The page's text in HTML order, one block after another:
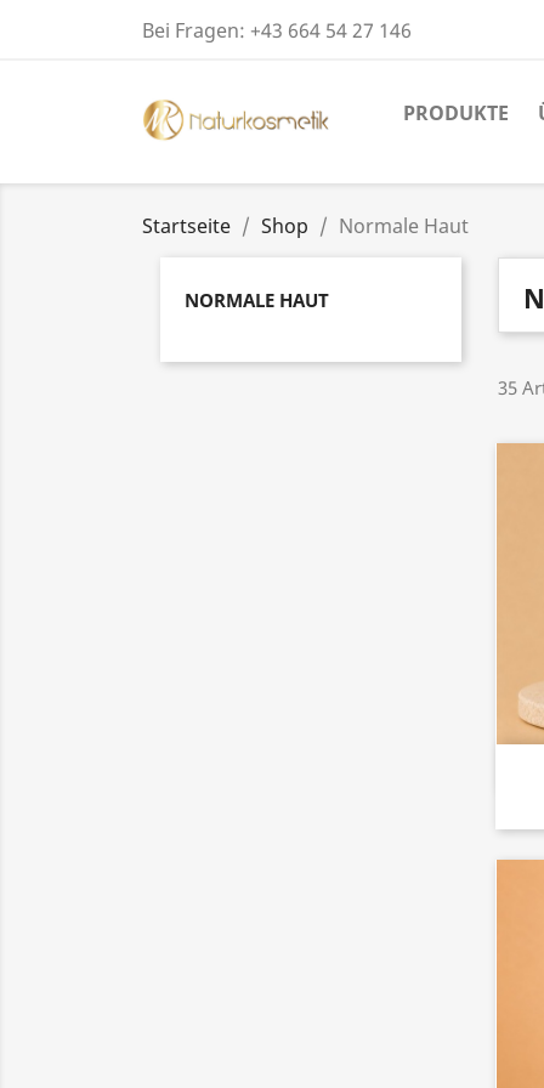
Bei Fragen: +43 664 54 27 146
PRODUKTE
Startseite Shop Normale Haut
NORMALE HAUT
35